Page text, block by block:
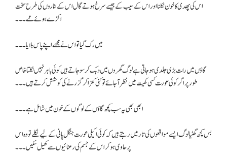
اس کی پھدی کا خون نکلنا اور اس کے سیب کے جیسے سرخ ہوتے گال اس کے اناروں کی طرح سخت
اکڑے ہوئے ممے۔۔۔
میں رک گیا تو اس نے مجھے اپنے پاس بلایا۔۔۔
گاؤں میں رات بڑی جلدی ہو جاتی ہے لوگ گھروں میں دبک کر سو جاتے ہیں کوئی باہر نہیں نکلتا خاص
طور پر اگر کوئی عورت کسی کھیت میں نظر آ جائے تو کنی کترا کر گزرنے کی کوشش کرتے ہیں۔۔۔
ابھی بھی یہ سب کچھ گاؤں کے لوگوں کے خون میں شامل ہے۔۔۔
بس کچھ گھٹیا لوگ ایسے مواقعوں کی تار میں رہتے ہیں کہ کوئی اکیلی عورت جنگل پانی کے لیے نکلے تو وہ اس
پر حاوی ہو کر اس کے جسم کی رعنائیوں سے کھیل سکیں۔۔۔